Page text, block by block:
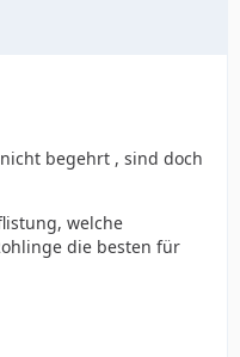
begehrt , sind doch
welche
die besten für